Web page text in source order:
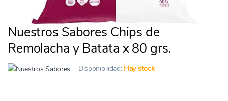
Nuestros Sabores Chips de
Remolacha y Batata x 80 grs.
Disponibilidad: Hay stock